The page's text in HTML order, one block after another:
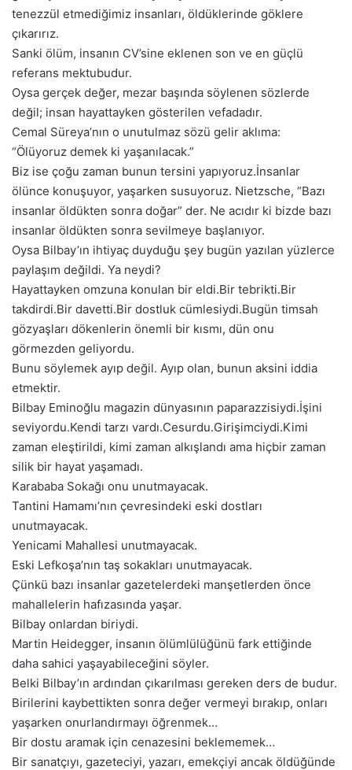
tenezzül etmediğimiz insanları, öldüklerinde göklere
çıkarırız.
Sanki ölüm, insanın CV’sine eklenen son ve en güçlü
referans mektubudur.
Oysa gerçek değer, mezar başında söylenen sözlerde
değil; insan hayattayken gösterilen vefadadır.
Cemal Süreya’nın o unutulmaz sözü gelir aklıma:
“Ölüyoruz demek ki yaşanılacak.”
Biz ise çoğu zaman bunun tersini yapıyoruz.İnsanlar
ölünce konuşuyor, yaşarken susuyoruz. Nietzsche, “Bazı
insanlar öldükten sonra doğar” der. Ne acıdır ki bizde bazı
insanlar öldükten sonra sevilmeye başlanıyor.
Oysa Bilbay’ın ihtiyaç duyduğu şey bugün yazılan yüzlerce
paylaşım değildi. Ya neydi?
Hayattayken omzuna konulan bir eldi.Bir tebrikti.Bir
takdirdi.Bir davetti.Bir dostluk cümlesiydi.Bugün timsah
gözyaşları dökenlerin önemli bir kısmı, dün onu
görmezden geliyordu.
Bunu söylemek ayıp değil. Ayıp olan, bunun aksini iddia
etmektir.
Bilbay Eminoğlu magazin dünyasının paparazzisiydi.İşini
seviyordu.Kendi tarzı vardı.Cesurdu.Girişimciydi.Kimi
zaman eleştirildi, kimi zaman alkışlandı ama hiçbir zaman
silik bir hayat yaşamadı.
Karababa Sokağı onu unutmayacak.
Tantini Hamamı’nın çevresindeki eski dostları
unutmayacak.
Yenicami Mahallesi unutmayacak.
Eski Lefkoşa’nın taş sokakları unutmayacak.
Çünkü bazı insanlar gazetelerdeki manşetlerden önce
mahallelerin hafızasında yaşar.
Bilbay onlardan biriydi.
Martin Heidegger, insanın ölümlülüğünü fark ettiğinde
daha sahici yaşayabileceğini söyler.
Belki Bilbay’ın ardından çıkarılması gereken ders de budur.
Birilerini kaybettikten sonra değer vermeyi bırakıp, onları
yaşarken onurlandırmayı öğrenmek…
Bir dostu aramak için cenazesini beklememek…
Bir sanatçıyı, gazeteciyi, yazarı, emekçiyi ancak öldüğünde